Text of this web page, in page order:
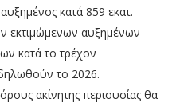
κατά 859 εκατ.
εκτιμώμενων αυξημένων
κατά το τρέχον
το 2026.
ακίνητης περιουσίας θα